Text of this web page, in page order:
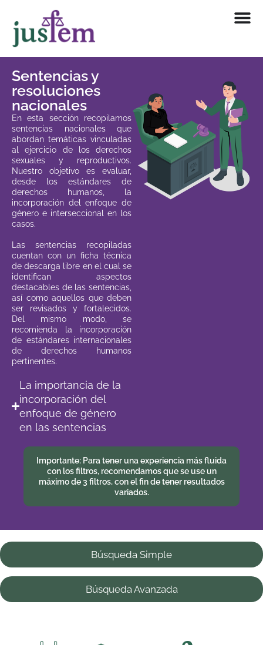
contenido
Sentencias y
resoluciones
nacionales
En esta sección recopilamos
sentencias nacionales que
abordan temáticas vinculadas
al ejercicio de los derechos
sexuales y reproductivos.
Nuestro objetivo es evaluar,
desde los estándares de
derechos humanos, la
incorporación del enfoque de
género e interseccional en los
casos.
Las sentencias recopiladas
cuentan con un ficha técnica
de descarga libre en el cual se
identifican aspectos
destacables de las sentencias,
así como aquellos que deben
ser revisados y fortalecidos.
Del mismo modo, se
recomienda la incorporación
de estándares internacionales
de derechos humanos
pertinentes.
La importancia de la
incorporación del
enfoque de género
en las sentencias
Importante: Para tener una experiencia más fluida
con los filtros, recomendamos que se use un
máximo de 3 filtros, con el fin de tener resultados
variados.
Búsqueda Simple
Búsqueda Avanzada